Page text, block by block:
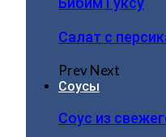
Салат с
PrevNext
Соусы
Соус из